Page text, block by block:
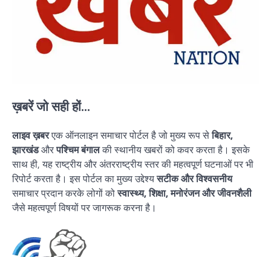
ख़बरें जो सही हों...
लाइव ख़बरएक ऑनलाइन समाचार पोर्टल है जो मुख्य रूप सेबिहार,
झारखंडऔरपश्चिम बंगालकी स्थानीय खबरों को कवर करता है। इसके
साथ ही, यह राष्ट्रीय और अंतरराष्ट्रीय स्तर की महत्वपूर्ण घटनाओं पर भी
रिपोर्ट करता है। इस पोर्टल का मुख्य उद्देश्यसटीक और विश्वसनीय
समाचार प्रदान करके लोगों कोस्वास्थ्य, शिक्षा, मनोरंजन और जीवनशैली
जैसे महत्वपूर्ण विषयों पर जागरूक करना है।